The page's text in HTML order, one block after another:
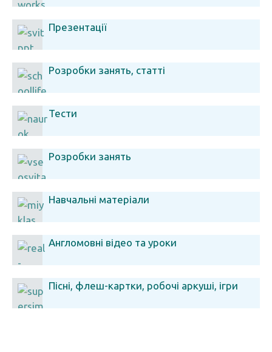
Презентації
Розробки занять, статті
Тести
Розробки занять
Навчальні матеріали
Англомовні відео та уроки
Пісні, флеш-картки, робочі аркуші, ігри